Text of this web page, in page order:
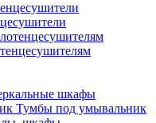
шкафы
Тумбы под умывальник